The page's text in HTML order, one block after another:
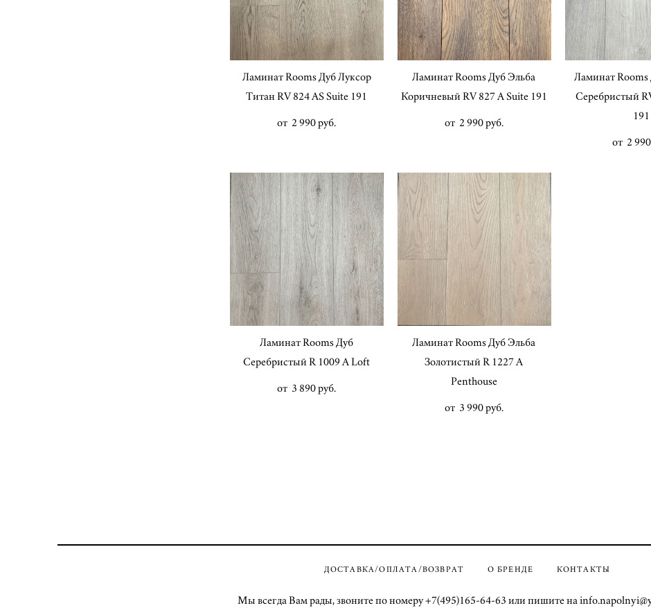
Ламинат Rooms Дуб Луксор
Титан RV 824 AS Suite 191
от 2 990 pуб.
Ламинат Rooms Дуб Эльба
Коричневый RV 827 A Suite 191
от 2 990 pуб.
Ламинат
Серебристый
191
от 2
Ламинат Rooms Дуб
Серебристый R 1009 A Loft
от 3 890 pуб.
Ламинат Rooms Дуб Эльба
Золотистый R 1227 A
Penthouse
от 3 990 pуб.
ДОСТАВКА/ОПЛАТА/ВОЗВРАТ О БРЕНДЕ КОНТАКТЫ
Мы всегда Вам рады, звоните по номеру +7(495)165-64-63 или пишите на